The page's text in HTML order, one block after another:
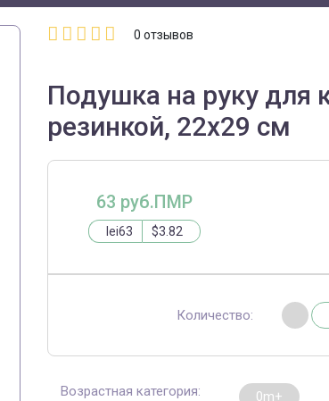
0отзывов
Подушка на руку для
резинкой, 22х29 см
63 руб.ПМР
lei63 $3.82
Количество:
Возрастная категория: 0m+